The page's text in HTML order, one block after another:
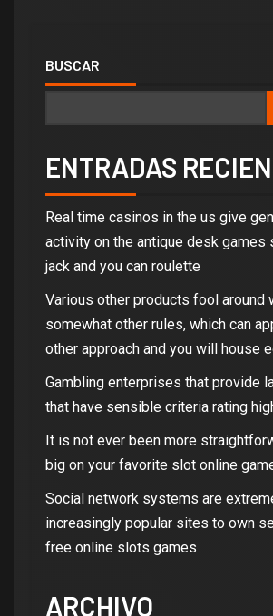
BUSCAR
ENTRADAS
Real time casinos in the us give
activity on the antique desk games
jack and you can roulette
Various other products fool around
somewhat other rules, which can
other approach and you will house
Gambling enterprises that provide
that have sensible criteria rating
It is not ever been more
big on your favorite slot online
Social network systems are
increasingly popular sites to own
free online slots games
ARCHIVO